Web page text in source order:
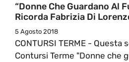
“Donne Che Guardano Al
Ricorda Fabrizia Di
5 Agosto 2018
CONTURSI TERME - Questa
Contursi Terme "Donne che